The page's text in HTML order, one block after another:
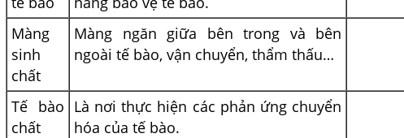
Màng
sinh
chất
Màng ngăn giữa bên trong và bên
ngoài tế bào, vận chuyển, thẩm thấu…
Tế bào
chất
Là nơi thực hiện các phản ứng chuyển
hóa của tế bào.